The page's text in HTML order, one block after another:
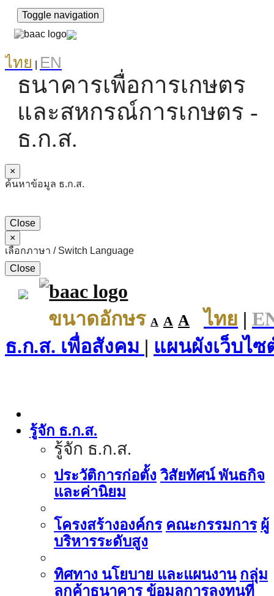
Toggle navigation
ไทย EN
ธนาคารเพื่อการเกษตร
และสหกรณ์การเกษตร -
ธ.ก.ส.
×
ค้นหาข้อมูล ธ.ก.ส.
Close
×
เลือกภาษา / Switch Language
Close
ขนาดอักษร A A A ไทย |
ธ.ก.ส. เพื่อสังคม | แผนผังเว็บไซ
รู้จัก ธ.ก.ส.
รู้จัก ธ.ก.ส.
ประวัติการก่อตั้ง วิสัยทัศน์ พันธกิจ
และค่านิยม
โครงสร้างองค์กร คณะกรรมการ ผู้
บริหารระดับสูง
ทิศทาง นโยบาย และแผนงาน กลุ่ม
ลูกค้าธนาคาร ข้อมูลการลงทุนที่